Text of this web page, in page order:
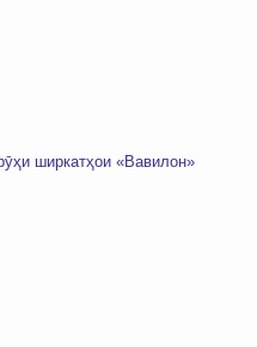
ширкатҳои «Вавилон»